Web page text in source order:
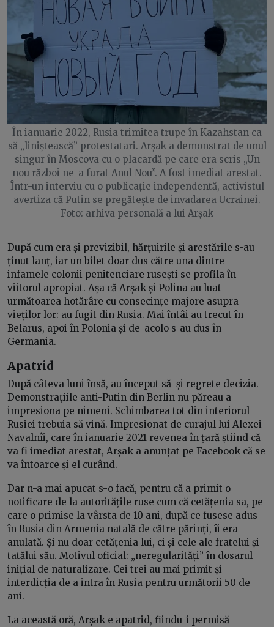
În ianuarie 2022, Rusia trimitea trupe în Kazahstan ca
să „liniștească” protestatari. Arșak a demonstrat de unul
singur în Moscova cu o placardă pe care era scris „Un
nou război ne-a furat Anul Nou”. A fost imediat arestat.
Într-un interviu cu o publicație independentă, activistul
avertiza că Putin se pregătește de invadarea Ucrainei.
Foto: arhiva personală a lui Arșak
După cum era și previzibil, hărțuirile și arestările s-au
ținut lanț, iar un bilet doar dus către una dintre
infamele colonii penitenciare rusești se profila în
viitorul apropiat. Așa că Arșak și Polina au luat
următoarea hotărâre cu consecințe majore asupra
vieților lor: au fugit din Rusia. Mai întâi au trecut în
Belarus, apoi în Polonia și de-acolo s-au dus în
Germania.
Apatrid
După câteva luni însă, au început să-și regrete decizia.
Demonstrațiile anti-Putin din Berlin nu păreau a
impresiona pe nimeni. Schimbarea tot din interiorul
Rusiei trebuia să vină. Impresionat de curajul lui Alexei
Navalnîi, care în ianuarie 2021 revenea în țară știind că
va fi imediat arestat, Arșak a anunțat pe Facebook că se
va întoarce și el curând.
Dar n-a mai apucat s-o facă, pentru că a primit o
notificare de la autoritățile ruse cum că cetățenia sa, pe
care o primise la vârsta de 10 ani, după ce fusese adus
în Rusia din Armenia natală de către părinți, îi era
anulată. Și nu doar cetățenia lui, ci și cele ale fratelui și
tatălui său. Motivul oficial: „neregularități” în dosarul
inițial de naturalizare. Cei trei au mai primit și
interdicția de a intra în Rusia pentru următorii 50 de
ani.
La această oră, Arșak e apatrid, fiindu-i permisă